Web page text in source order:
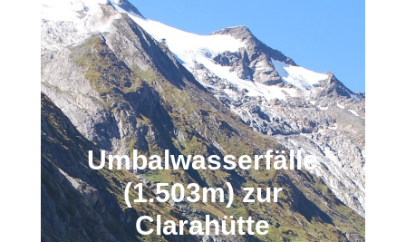
Umbalwasserfälle
(1.503m) zur
Clarahütte